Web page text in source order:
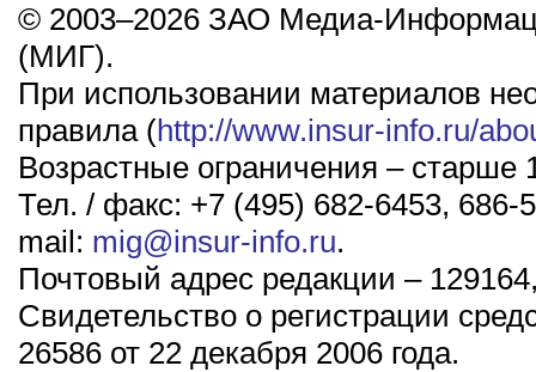
© 2003–2026 ЗАО Медиа-
(МИГ).
При использовании материалов
правила (http://www.insur-info.ru/
Возрастные ограничения – старше
Тел. / факс: +7 (495) 682-6453, 686-
mail: mig@insur-info.ru.
Почтовый адрес редакции –
Свидетельство о регистрации
26586 от 22 декабря 2006 года.